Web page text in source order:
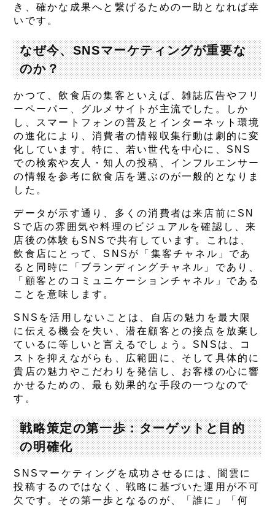
き、確かな成果へと繋げるための一助となれば幸
いです。
なぜ今、SNSマーケティングが重要な
のか？
かつて、飲食店の集客といえば、雑誌広告やフリ
ーペーパー、グルメサイトが主流でした。しか
し、スマートフォンの普及とインターネット環境
の進化により、消費者の情報収集行動は劇的に変
化しています。特に、若い世代を中心に、SNS
での検索や友人・知人の投稿、インフルエンサー
の情報を参考に飲食店を選ぶのが一般的となりま
した。
データが示す通り、多くの消費者は来店前にSN
Sで店の雰囲気や料理のビジュアルを確認し、来
店後の体験もSNSで共有しています。これは、
飲食店にとって、SNSが「集客チャネル」であ
ると同時に「ブランディングチャネル」であり、
「顧客とのコミュニケーションチャネル」である
ことを意味します。
SNSを活用しないことは、自店の魅力を最大限
に伝える機会を失い、潜在顧客との接点を放棄し
ているに等しいと言えるでしょう。SNSは、コ
ストを抑えながらも、広範囲に、そして具体的に
貴店の魅力やこだわりを発信し、お客様の心に響
かせるための、最も効果的な手段の一つなので
す。
戦略策定の第一歩：ターゲットと目的
の明確化
SNSマーケティングを成功させるには、闇雲に
投稿するのではなく、戦略に基づいた運用が不可
欠です。その第一歩となるのが、「誰に」「何